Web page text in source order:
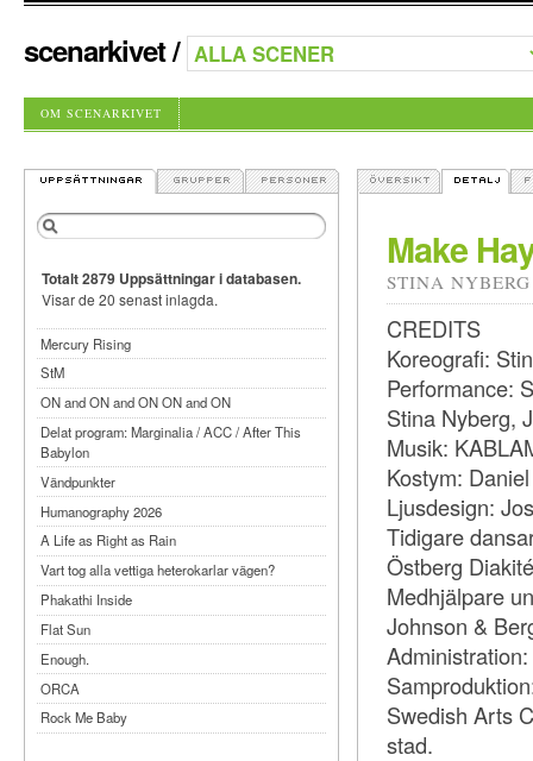
scenarkivet/
OM SCENARKIVET
Make
STINA NYBERG
CREDITS
Koreografi:
Performance:
Stina Nyberg,
Musik:
Kostym:
Ljusdesign:
Tidigare
Östberg
Medhjälpare
Johnson &
Swedish Arts
stad.
Totalt 2879 Uppsättningar i databasen.
Visar de 20 senast inlagda.
Mercury Rising
StM
ON and ON and ON ON and ON
Delat program: Marginalia / ACC / After This
Babylon
Vändpunkter
Humanography 2026
A Life as Right as Rain
Vart tog alla vettiga heterokarlar vägen?
Phakathi Inside
Flat Sun
Enough.
ORCA
Rock Me Baby